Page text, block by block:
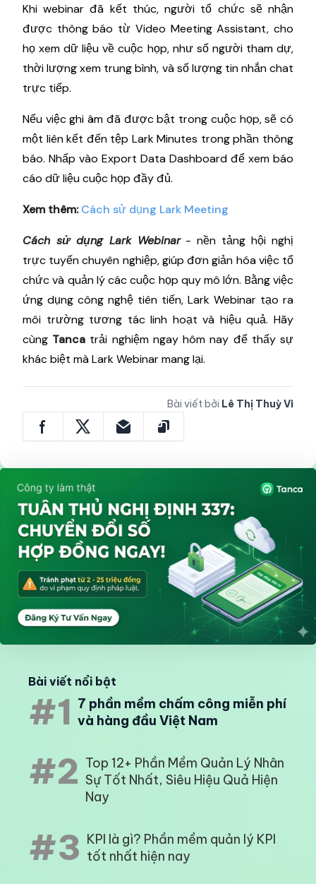
Khi webinar đã kết thúc, người tổ chức sẽ nhận
được thông báo từ Video Meeting Assistant, cho
họ xem dữ liệu về cuộc họp, như số người tham dự,
thời lượng xem trung bình, và số lượng tin nhắn chat
trực tiếp.
Nếu việc ghi âm đã được bật trong cuộc họp, sẽ có
một liên kết đến tệp Lark Minutes trong phần thông
báo. Nhấp vào Export Data Dashboard để xem báo
cáo dữ liệu cuộc họp đầy đủ.
Xem thêm: Cách sử dụng Lark Meeting
Cách sử dụng Lark Webinar- nền tảng hội nghị
trực tuyến chuyên nghiệp, giúp đơn giản hóa việc tổ
chức và quản lý các cuộc họp quy mô lớn. Bằng việc
ứng dụng công nghệ tiên tiến, Lark Webinar tạo ra
môi trường tương tác linh hoạt và hiệu quả. Hãy
cùng Tanca trải nghiệm ngay hôm nay để thấy sự
khác biệt mà Lark Webinar mang lại.
Bài viết bởi Lê Thị Thuỳ Vi
Bài viết nổi bật
#1 7 phần mềm chấm công miễn phí
và hàng đầu Việt Nam
#2 Top 12+ Phần Mềm Quản Lý Nhân
Sự Tốt Nhất, Siêu Hiệu Quả Hiện
Nay
#3 KPI là gì? Phần mềm quản lý KPI
tốt nhất hiện nay